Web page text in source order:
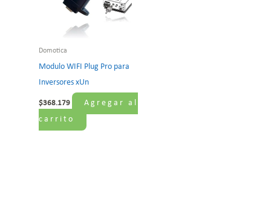
Domotica
Modulo WIFI Plug Pro para
Inversores xUn
$368.179
Agregar al
carrito